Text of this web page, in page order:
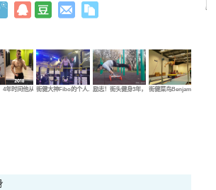
4年时间他从…街健大神Fibo的个人…励志！街头健身3年，…街健菜鸟Benjamin的…